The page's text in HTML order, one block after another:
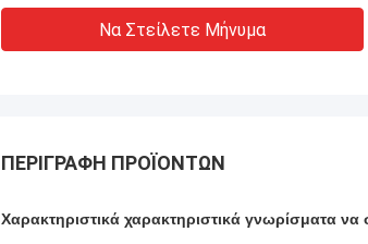
Να Στείλετε Μήνυμα
ΠΕΡΙΓΡΑΦΉ ΠΡΟΪΌΝΤΩΝ
Χαρακτηριστικά χαρακτηριστικά γνωρίσματα